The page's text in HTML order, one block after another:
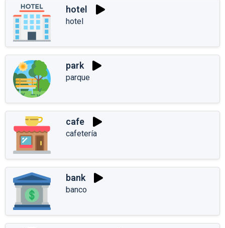
hotel
hotel
park
parque
cafe
cafetería
bank
banco